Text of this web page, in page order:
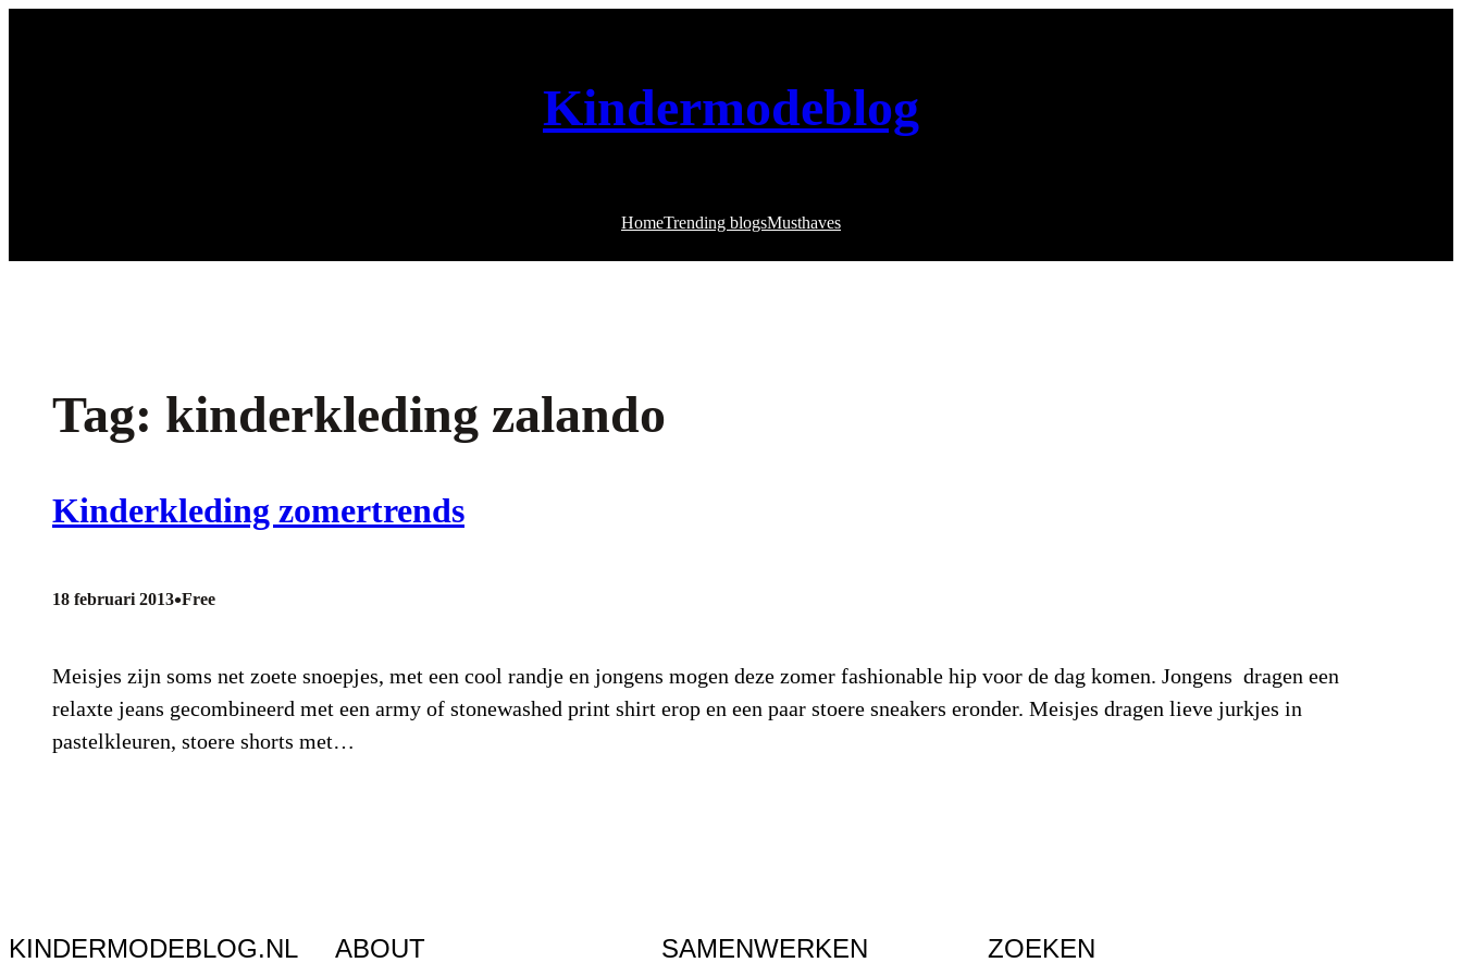
Kindermodeblog
HomeTrending blogsMusthaves
Tag: kinderkleding zalando
Kinderkleding zomertrends
18 februari 2013•Free
Meisjes zijn soms net zoete snoepjes, met een cool randje en jongens mogen deze zomer fashionable hip voor de dag komen. Jongens dragen een
relaxte jeans gecombineerd met een army of stonewashed print shirt erop en een paar stoere sneakers eronder. Meisjes dragen lieve jurkjes in
pastelkleuren, stoere shorts met…
KINDERMODEBLOG.NL ABOUT SAMENWERKEN ZOEKEN